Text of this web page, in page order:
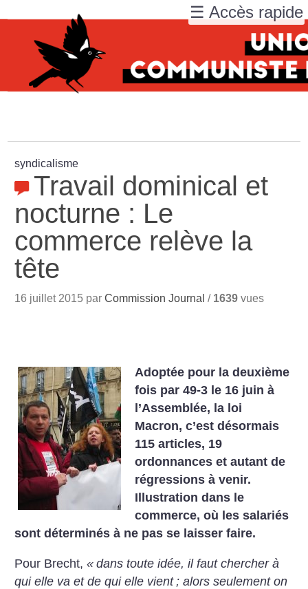
syndicalisme
Travail dominical et
nocturne : Le
commerce relève la
tête
16 juillet 2015 parCommission Journal / 1639 vues
Adoptée pour la deuxième
fois par 49-3 le 16 juin à
l’Assemblée, la loi
Macron, c’est désormais
115 articles, 19
ordonnances et autant de
régressions à venir.
Illustration dans le
commerce, où les salariés
sont déterminés à ne pas se laisser faire.
Pour Brecht,« dans toute idée, il faut chercher à
qui elle va et de qui elle vient ; alors seulement on
☰ Accès rapide